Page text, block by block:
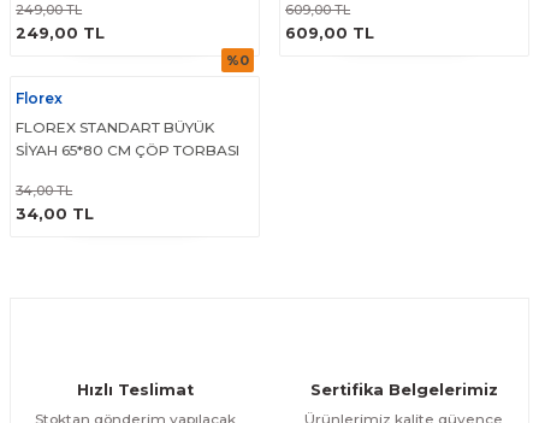
249,00 TL
249,00 TL
ÜRÜNÜ İNCELE 609,00 TL
609,00 TL
ÜRÜNÜ İNCELE
%0
Florex
FLOREX STANDART BÜYÜK
SİYAH 65*80 CM ÇÖP TORBASI
34,00 TL
34,00 TL
Hızlı Teslimat
Stoktan gönderim yapılacak
Sertifika Belgelerimiz
Ürünlerimiz kalite güvence